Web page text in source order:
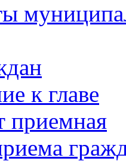
к главе
приемная